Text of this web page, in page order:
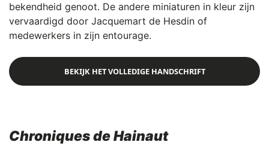
bekendheid genoot. De andere miniaturen in kleur zijn
vervaardigd door Jacquemart de Hesdin of
medewerkers in zijn entourage.
BEKIJK HET VOLLEDIGE HANDSCHRIFT
Chroniques de Hainaut